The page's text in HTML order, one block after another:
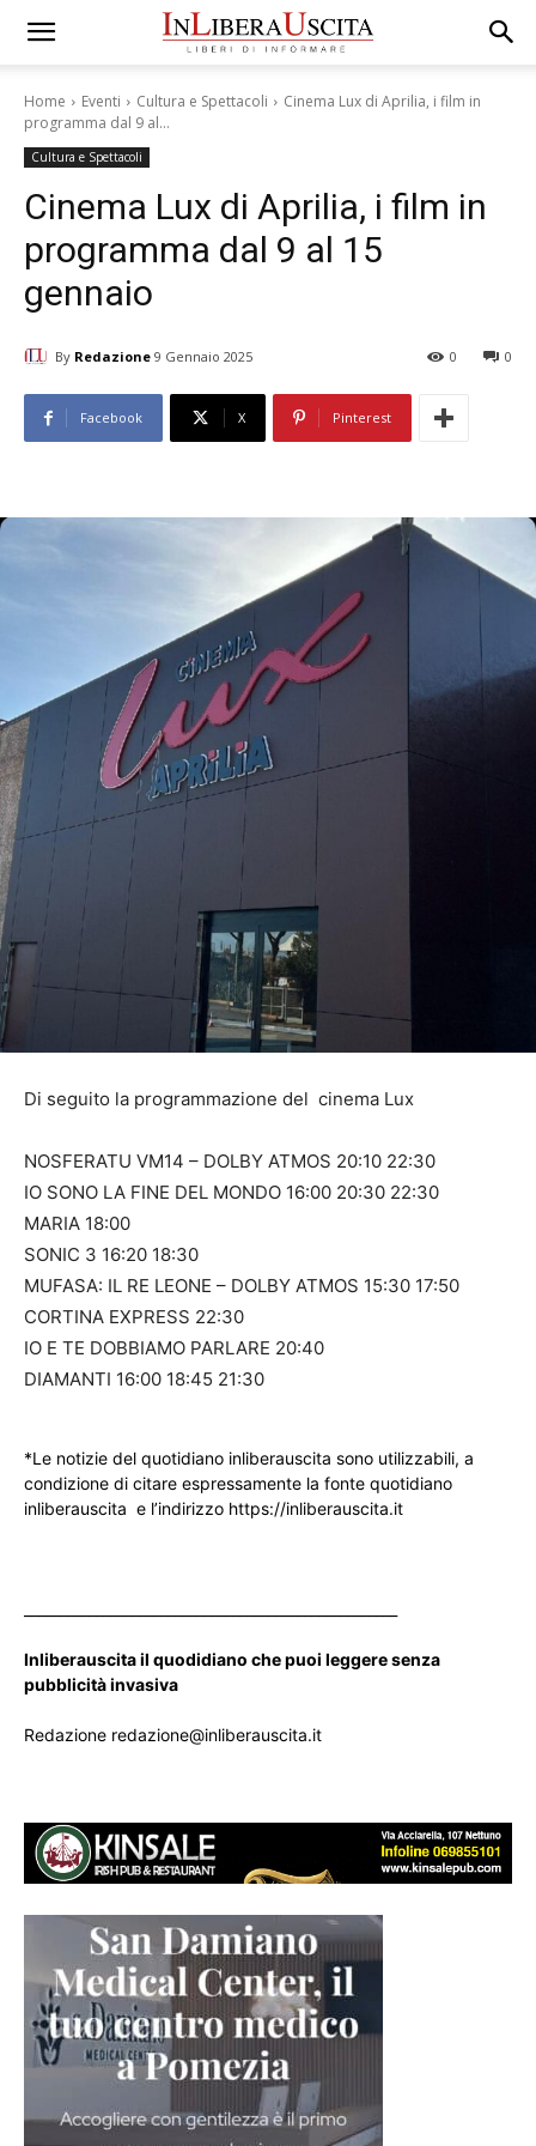
Home Eventi Cultura e Spettacoli
Cinema Lux di Aprilia, i film in
programma dal 9 al...
Cultura e Spettacoli
Cinema Lux di Aprilia, i film in
programma dal 9 al 15
gennaio
By Redazione 9 Gennaio 2025 0
0
Facebook X Pinterest
Di seguito la programmazione del cinema Lux
NOSFERATU VM14 – DOLBY ATMOS 20:10 22:30
IO SONO LA FINE DEL MONDO 16:00 20:30 22:30
MARIA 18:00
SONIC 3 16:20 18:30
MUFASA: IL RE LEONE – DOLBY ATMOS 15:30 17:50
CORTINA EXPRESS 22:30
IO E TE DOBBIAMO PARLARE 20:40
DIAMANTI 16:00 18:45 21:30
*Le notizie del quotidiano inliberauscita sono utilizzabili, a
condizione di citare espressamente la fonte quotidiano
inliberauscita e l’indirizzo https://inliberauscita.it
Inliberauscita il quodidiano che puoi leggere senza
pubblicità invasiva
Redazione redazione@inliberauscita.it